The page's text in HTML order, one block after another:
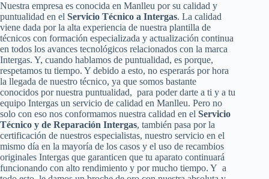
Nuestra empresa es conocida en Manlleu por su calidad y
puntualidad en el Servicio Técnico a Intergas. La calidad
viene dada por la alta experiencia de nuestra plantilla de
técnicos con formación especializada y actualización continua
en todos los avances tecnológicos relacionados con la marca
Intergas. Y, cuando hablamos de puntualidad, es porque,
respetamos tu tiempo. Y debido a esto, no esperarás por hora
la llegada de nuestro técnico, ya que somos bastante
conocidos por nuestra puntualidad, para poder darte a ti y a tu
equipo Intergas un servicio de calidad en Manlleu. Pero no
solo con eso nos conformamos nuestra calidad en el Servicio
Técnico y de Reparación Intergas, también pasa por la
certificación de nuestros especialistas, nuestro servicio en el
mismo día en la mayoría de los casos y el uso de recambios
originales Intergas que garanticen que tu aparato continuará
funcionando con alto rendimiento y por mucho tiempo. Y a